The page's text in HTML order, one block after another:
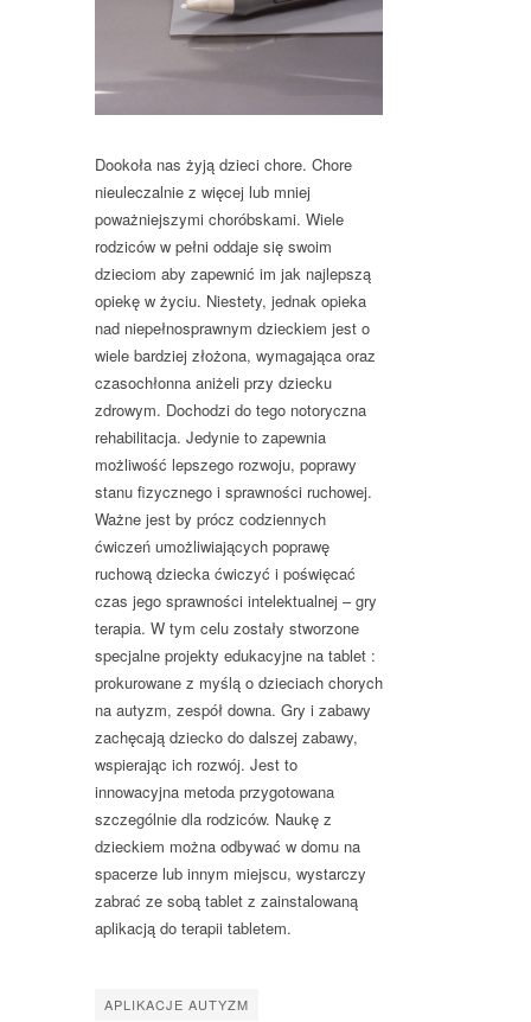
Dookoła nas żyją dzieci chore. Chore
nieuleczalnie z więcej lub mniej
poważniejszymi choróbskami. Wiele
rodziców w pełni oddaje się swoim
dzieciom aby zapewnić im jak najlepszą
opiekę w życiu. Niestety, jednak opieka
nad niepełnosprawnym dzieckiem jest o
wiele bardziej złożona, wymagająca oraz
czasochłonna aniżeli przy dziecku
zdrowym. Dochodzi do tego notoryczna
rehabilitacja. Jedynie to zapewnia
możliwość lepszego rozwoju, poprawy
stanu fizycznego i sprawności ruchowej.
Ważne jest by prócz codziennych
ćwiczeń umożliwiających poprawę
ruchową dziecka ćwiczyć i poświęcać
czas jego sprawności intelektualnej – gry
terapia. W tym celu zostały stworzone
specjalne projekty edukacyjne na tablet :
prokurowane z myślą o dzieciach chorych
na autyzm, zespół downa. Gry i zabawy
zachęcają dziecko do dalszej zabawy,
wspierając ich rozwój. Jest to
innowacyjna metoda przygotowana
szczególnie dla rodziców. Naukę z
dzieckiem można odbywać w domu na
spacerze lub innym miejscu, wystarczy
zabrać ze sobą tablet z zainstalowaną
aplikacją do terapii tabletem.
APLIKACJE AUTYZM